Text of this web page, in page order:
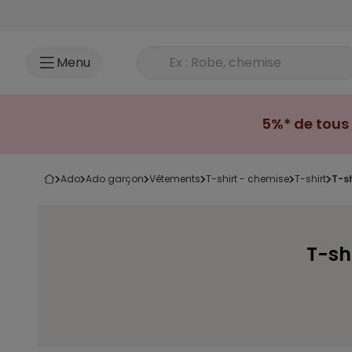
Menu Rechercher un produit
5%* de
ado ado garçon vêtements t-shirt - chemise t-shirt t-
T-